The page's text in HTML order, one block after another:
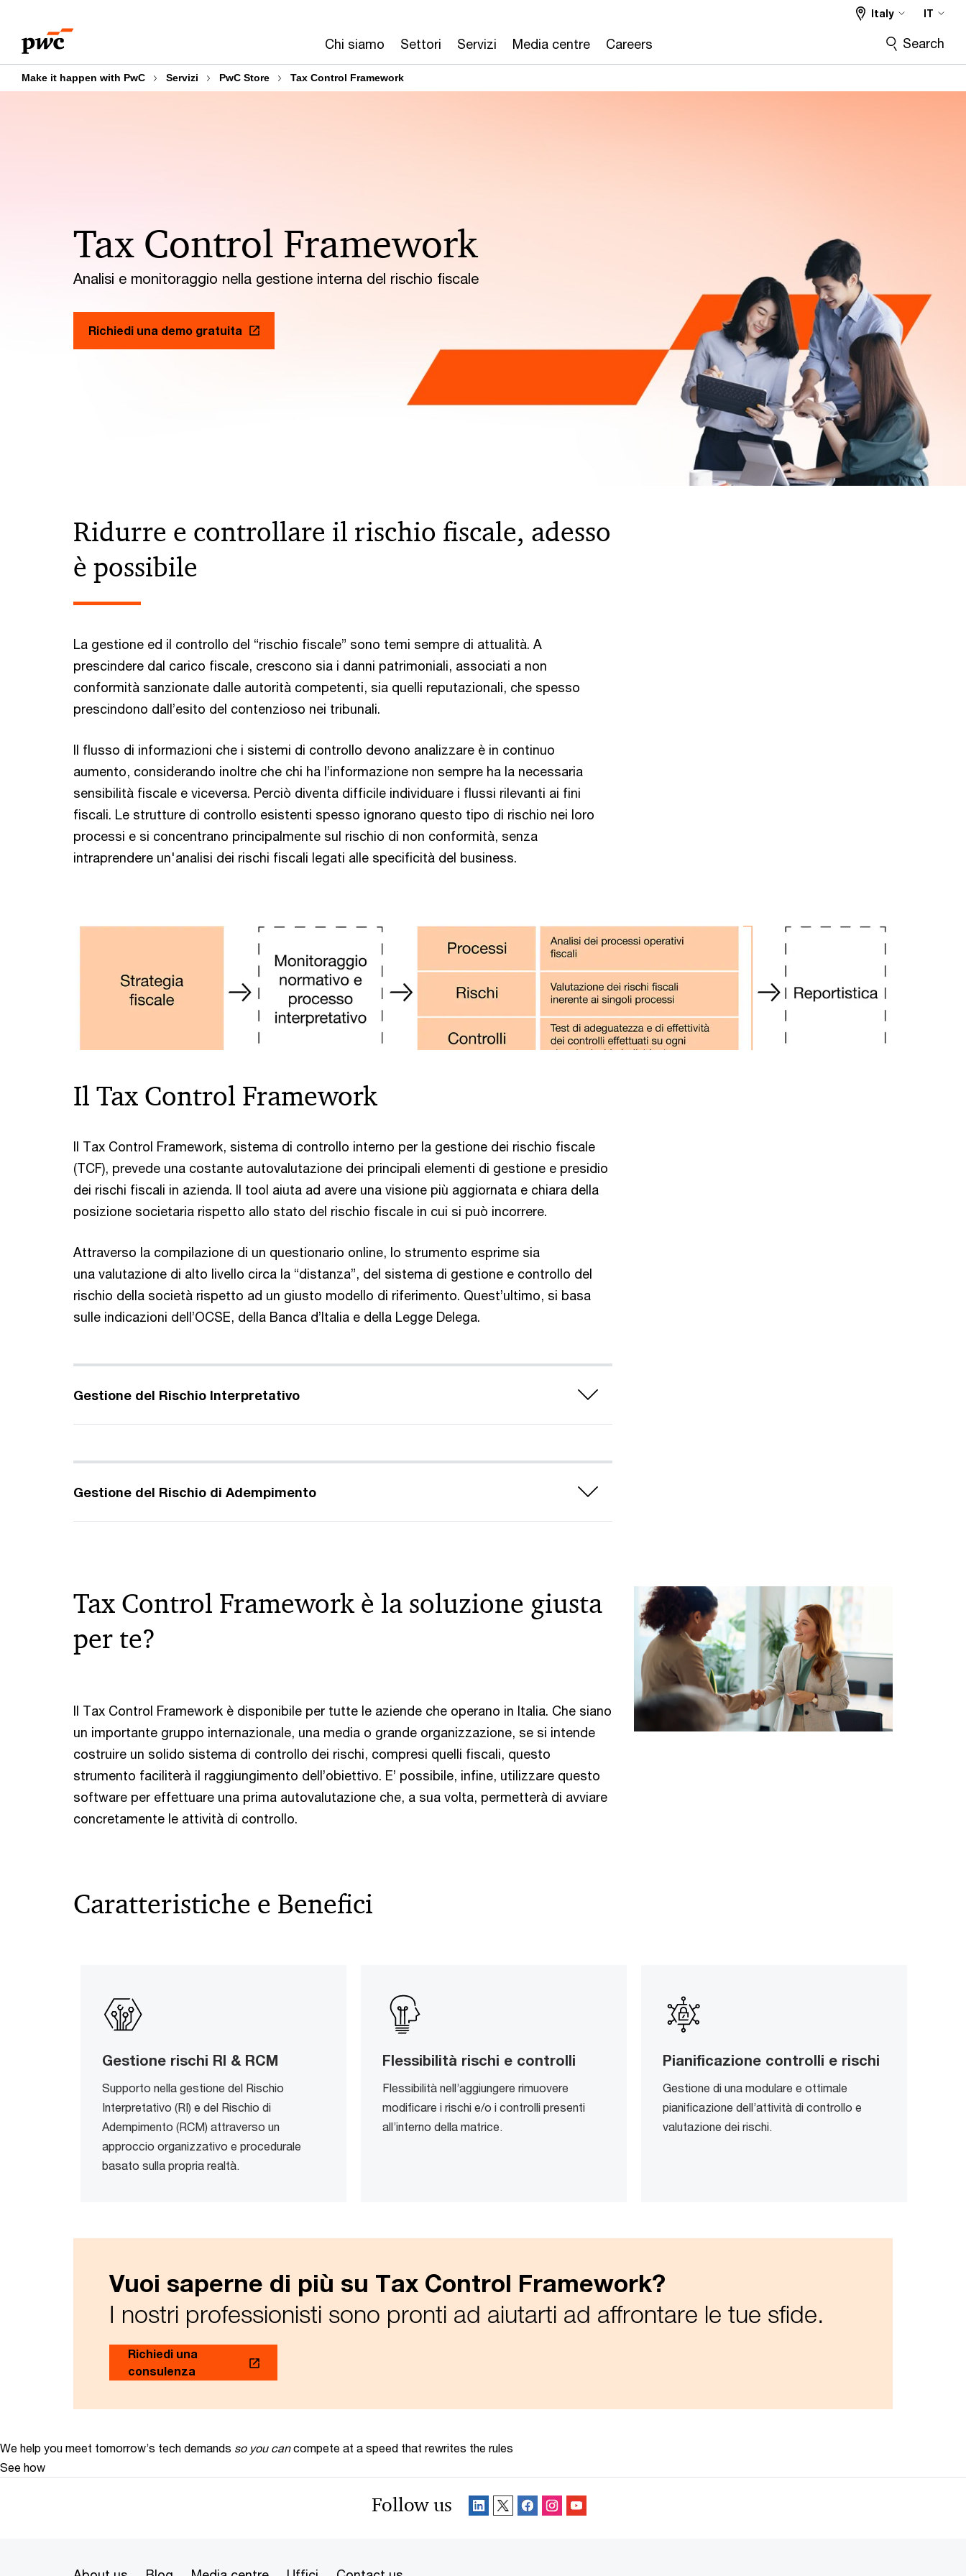
content
footer
Chi siamo Settori Servizi Media centre Careers
Italy IT
Search
Make it happen with PwC Servizi PwC Store Tax Control Framework
Analisi e monitoraggio nella gestione interna del rischio fiscale
Tax Control Framework
Richiedi una demo gratuita
Ridurre e controllare il rischio fiscale, adesso
è possibile
La gestione ed il controllo del “rischio fiscale” sono temi sempre di attualità. A
prescindere dal carico fiscale, crescono sia i danni patrimoniali, associati a non
conformità sanzionate dalle autorità competenti, sia quelli reputazionali, che spesso
prescindono dall’esito del contenzioso nei tribunali.
Il flusso di informazioni che i sistemi di controllo devono analizzare è in continuo
aumento, considerando inoltre che chi ha l’informazione non sempre ha la necessaria
sensibilità fiscale e viceversa. Perciò diventa difficile individuare i flussi rilevanti ai fini
fiscali. Le strutture di controllo esistenti spesso ignorano questo tipo di rischio nei loro
processi e si concentrano principalmente sul rischio di non conformità, senza
intraprendere un'analisi dei rischi fiscali legati alle specificità del business.
Il Tax Control Framework
Il Tax Control Framework, sistema di controllo interno per la gestione dei rischio fiscale
(TCF), prevede una costante autovalutazione dei principali elementi di gestione e presidio
dei rischi fiscali in azienda. Il tool aiuta ad avere una visione più aggiornata e chiara della
posizione societaria rispetto allo stato del rischio fiscale in cui si può incorrere.
Attraverso la compilazione di un questionario online, lo strumento esprime sia
una valutazione di alto livello circa la “distanza”, del sistema di gestione e controllo del
rischio della società rispetto ad un giusto modello di riferimento. Quest’ultimo, si basa
sulle indicazioni dell’OCSE, della Banca d’Italia e della Legge Delega.
Gestione del Rischio Interpretativo
Gestione del Rischio di Adempimento
Tax Control Framework è la soluzione giusta
per te?
Il Tax Control Framework è disponibile per tutte le aziende che operano in Italia. Che siano
un importante gruppo internazionale, una media o grande organizzazione, se si intende
costruire un solido sistema di controllo dei rischi, compresi quelli fiscali, questo
strumento faciliterà il raggiungimento dell’obiettivo. E’ possibile, infine, utilizzare questo
software per effettuare una prima autovalutazione che, a sua volta, permetterà di avviare
concretamente le attività di controllo.
Caratteristiche e Benefici
Gestione rischi RI & RCM
Supporto nella gestione del Rischio
Interpretativo (RI) e del Rischio di
Adempimento (RCM) attraverso un
approccio organizzativo e procedurale
basato sulla propria realtà.
Flessibilità rischi e controlli
Flessibilità nell’aggiungere rimuovere
modificare i rischi e/o i controlli presenti
all’interno della matrice.
Pianificazione controlli e rischi
Gestione di una modulare e ottimale
pianificazione dell’attività di controllo e
valutazione dei rischi.
Vuoi saperne di più su Tax Control Framework?
I nostri professionisti sono pronti ad aiutarti ad affrontare le tue sfide.
Richiedi una
consulenza
We help you meet tomorrow’s tech demands so you can compete at a speed that rewrites the rules
See how
Follow us